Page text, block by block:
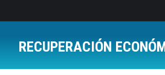
RECUPERACIÓN